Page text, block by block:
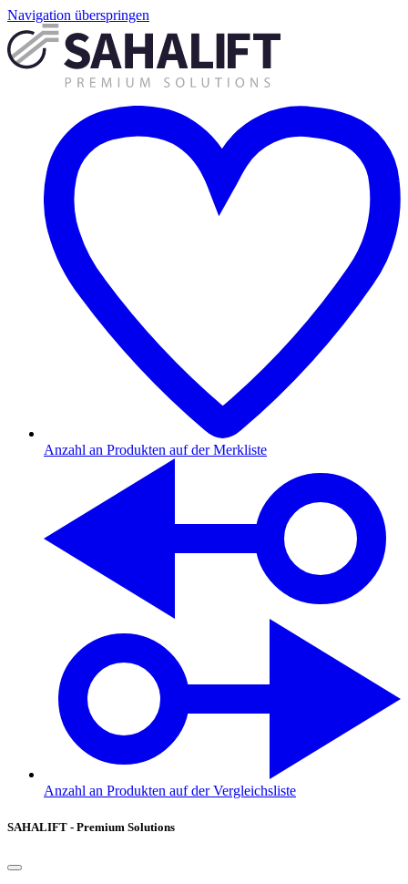
Navigation überspringen
Anzahl an Produkten auf der Merkliste
Anzahl an Produkten auf der Vergleichsliste
SAHALIFT - Premium Solutions